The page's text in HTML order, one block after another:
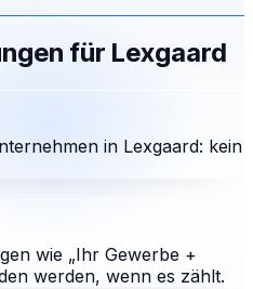
für Lexgaard
in Lexgaard: kein
wie „Ihr Gewerbe +
werden, wenn es zählt.